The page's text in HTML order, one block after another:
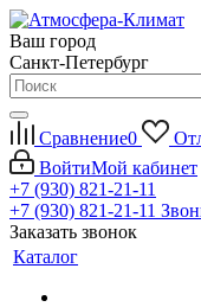
Ваш город
Санкт-Петербург
Сравнение0
ВойтиМой кабинет
+7 (930) 821-21-11
+7 (930) 821-21-11
Заказать звонок
Каталог